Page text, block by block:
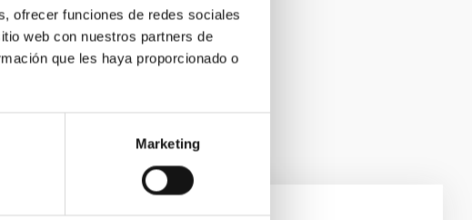
ofrecer funciones de redes sociales
web con nuestros partners de
que les haya proporcionado o
Marketing